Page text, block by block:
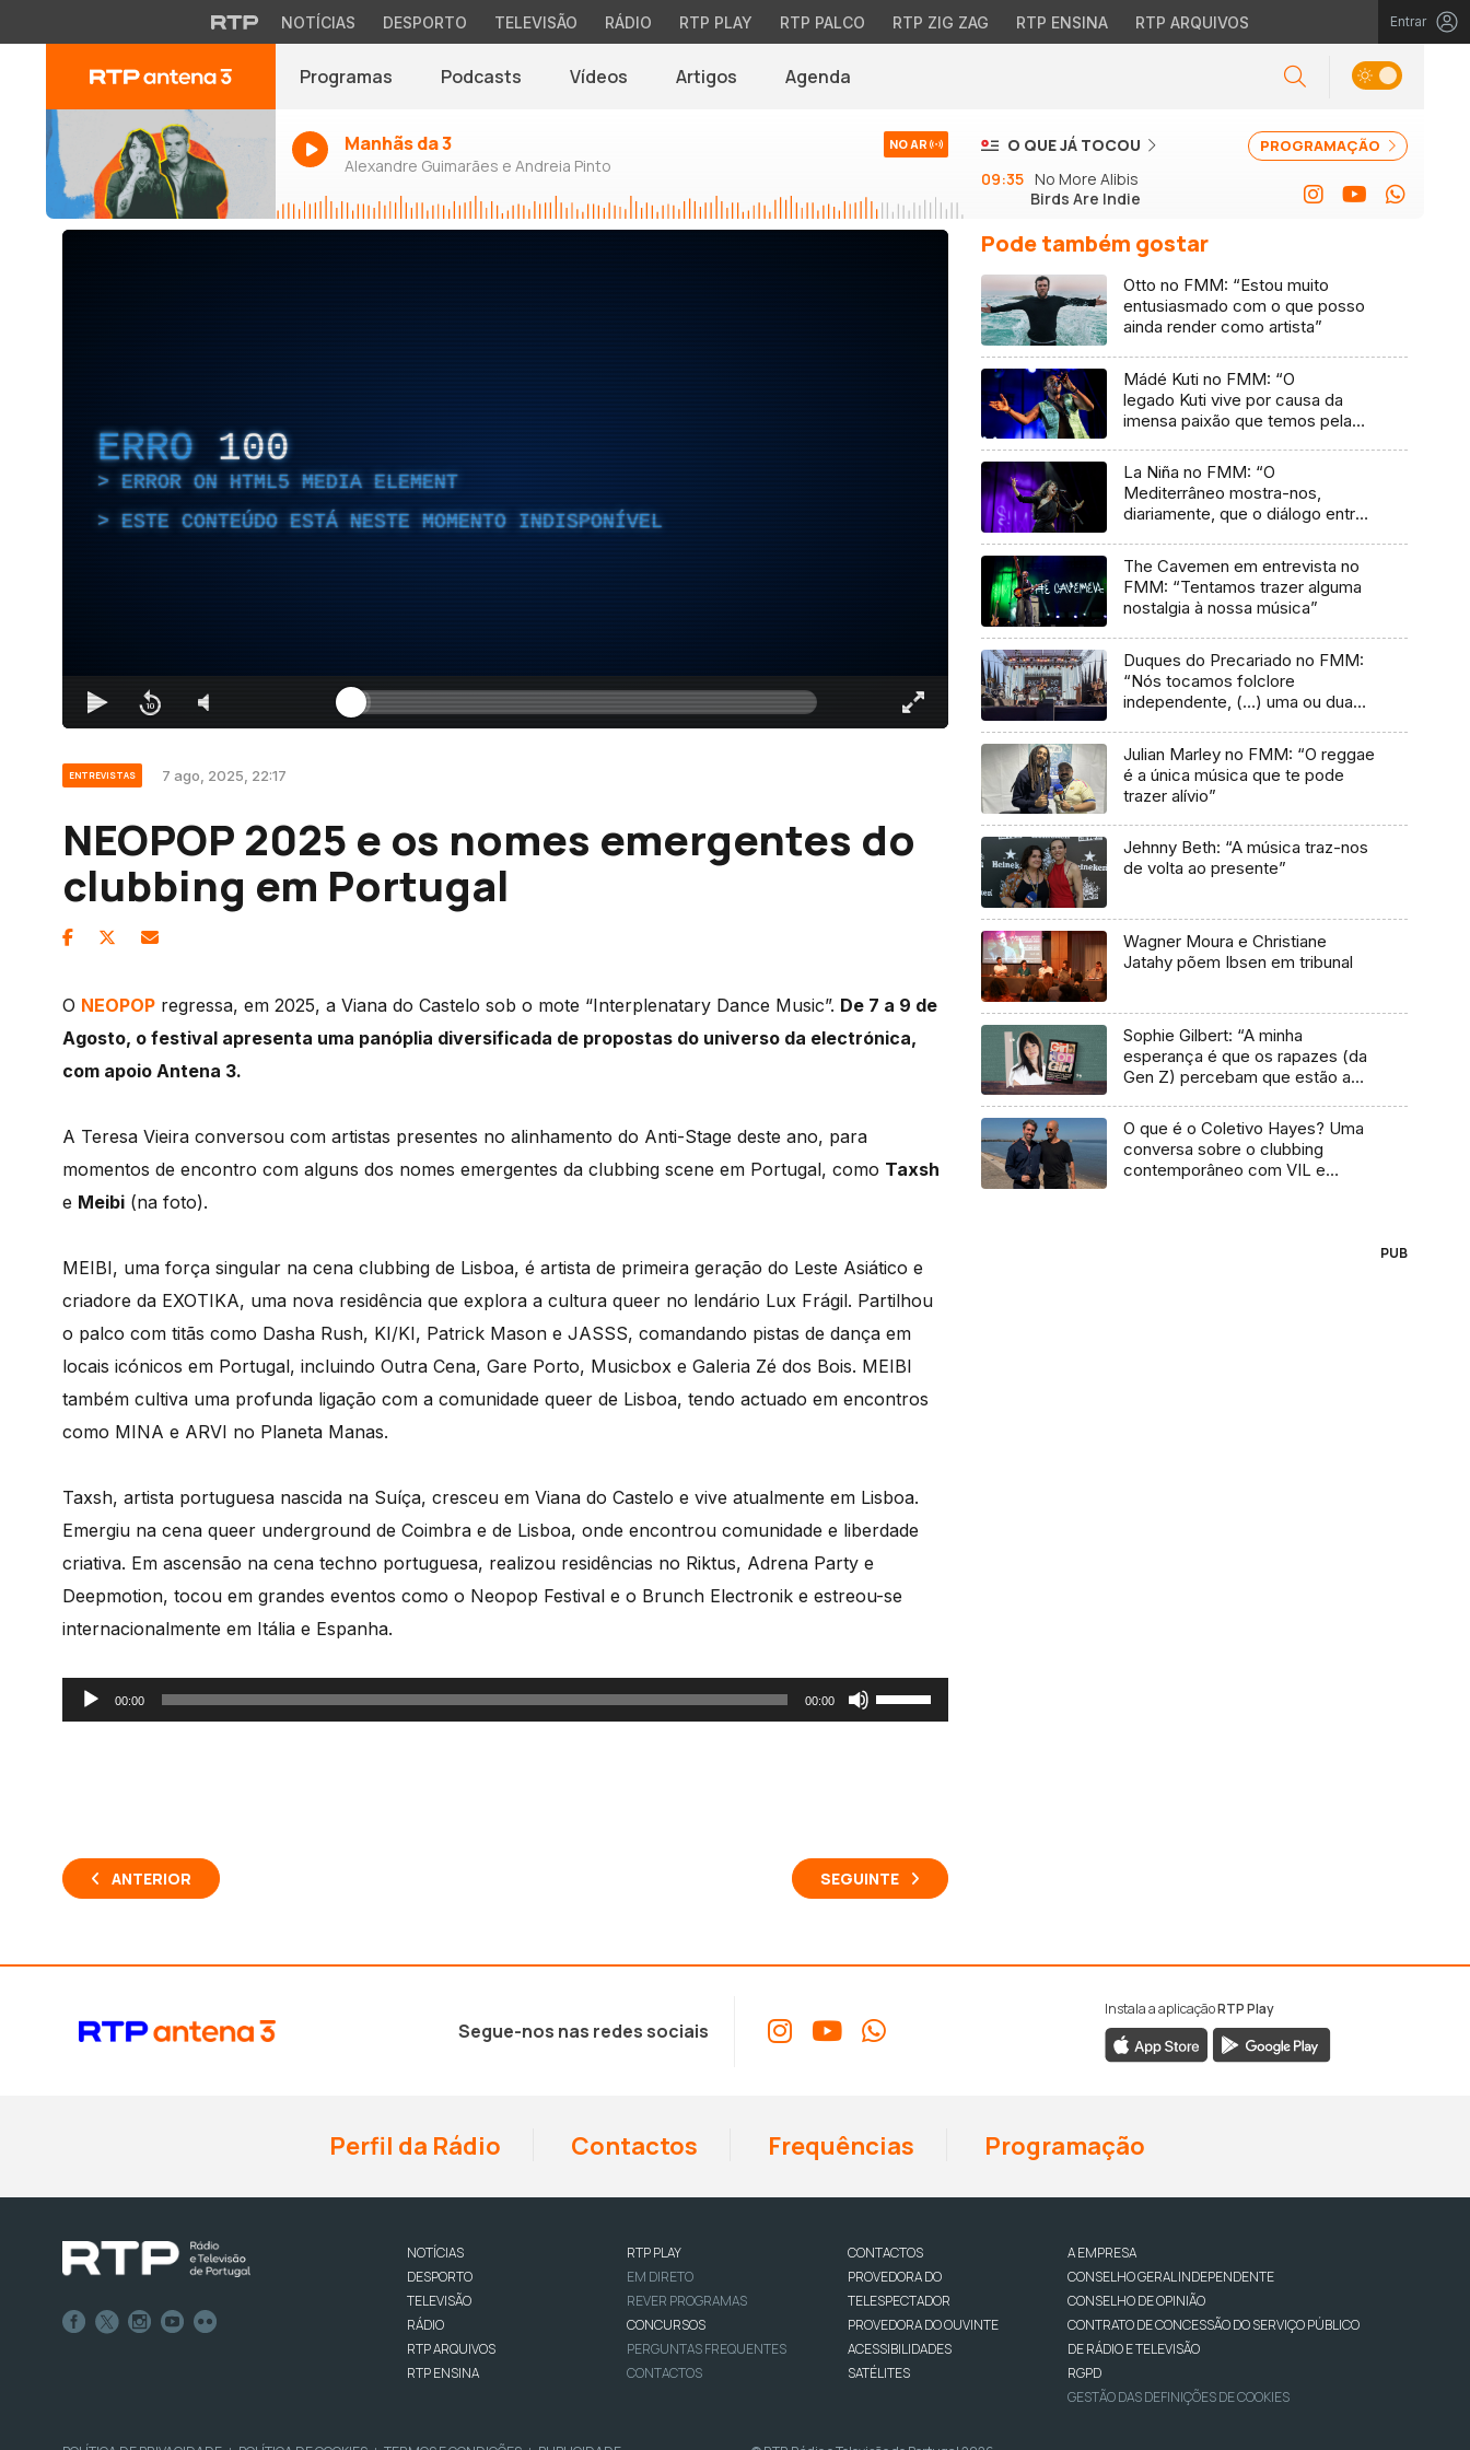
NOTÍCIAS DESPORTO TELEVISÃO RÁDIO RTP PLAY RTP PALCO RTP ZIG ZAG RTP ENSINA RTP ARQUIVOS Entrar
Programas Podcasts Vídeos Artigos Agenda
Manhãs da 3
Alexandre Guimarães e Andreia Pinto
NO AR PROGRAMAÇÃO
O QUE JÁ TOCOU
09:35 No More Alibis
Birds Are Indie
ERRO 100
ERROR ON HTML5 MEDIA ELEMENT
ESTE CONTEÚDO ESTÁ NESTE MOMENTO INDISPONÍVEL
ENTREVISTAS 7 ago, 2025, 22:17
NEOPOP 2025 e os nomes emergentes do
clubbing em Portugal
O NEOPOP regressa, em 2025, a Viana do Castelo sob o mote “Interplenatary Dance Music”. De 7 a 9 de
Agosto, o festival apresenta uma panóplia diversificada de propostas do universo da electrónica,
com apoio Antena 3.
A Teresa Vieira conversou com artistas presentes no alinhamento do Anti-Stage deste ano, para
momentos de encontro com alguns dos nomes emergentes da clubbing scene em Portugal, como Taxsh
e Meibi (na foto).
MEIBI, uma força singular na cena clubbing de Lisboa, é artista de primeira geração do Leste Asiático e
criadore da EXOTIKA, uma nova residência que explora a cultura queer no lendário Lux Frágil. Partilhou
o palco com titãs como Dasha Rush, KI/KI, Patrick Mason e JASSS, comandando pistas de dança em
locais icónicos em Portugal, incluindo Outra Cena, Gare Porto, Musicbox e Galeria Zé dos Bois. MEIBI
também cultiva uma profunda ligação com a comunidade queer de Lisboa, tendo actuado em encontros
como MINA e ARVI no Planeta Manas.
Taxsh, artista portuguesa nascida na Suíça, cresceu em Viana do Castelo e vive atualmente em Lisboa.
Emergiu na cena queer underground de Coimbra e de Lisboa, onde encontrou comunidade e liberdade
criativa. Em ascensão na cena techno portuguesa, realizou residências no Riktus, Adrena Party e
Deepmotion, tocou em grandes eventos como o Neopop Festival e o Brunch Electronik e estreou-se
internacionalmente em Itália e Espanha.
Reprodutor
de
00:00 00:00
Use
as
aumentar
ou
ANTERIOR SEGUINTE
Pode também gostar
Otto no FMM: “Estou muito
entusiasmado com o que posso
ainda render como artista”
Mádé Kuti no FMM: “O
legado Kuti vive por causa da
imensa paixão que temos pela
La Niña no FMM: “O
Mediterrâneo mostra-nos,
diariamente, que o diálogo entre
The Cavemen em entrevista no
FMM: “Tentamos trazer alguma
nostalgia à nossa música”
Duques do Precariado no FMM:
“Nós tocamos folclore
independente, (…) uma ou duas
Julian Marley no FMM: “O reggae
é a única música que te pode
trazer alívio”
Jehnny Beth: “A música traz-nos
de volta ao presente”
Wagner Moura e Christiane
Jatahy põem Ibsen em tribunal
Sophie Gilbert: “A minha
esperança é que os rapazes (da
Gen Z) percebam que estão a
O que é o Coletivo Hayes? Uma
conversa sobre o clubbing
contemporâneo com VIL e
PUB
Segue-nos nas redes sociais
Instala a aplicaçãoRTP Play
Perfil da Rádio Contactos Frequências Programação
NOTÍCIAS
DESPORTO
TELEVISÃO
RÁDIO
RTP ARQUIVOS
RTP ENSINA
RTP PLAY
EM DIRETO
REVER PROGRAMAS
CONCURSOS
PERGUNTAS FREQUENTES
CONTACTOS
CONTACTOS
PROVEDORA DO
TELESPECTADOR
PROVEDORA DO OUVINTE
ACESSIBILIDADES
SATÉLITES
A EMPRESA
CONSELHO GERAL INDEPENDENTE
CONSELHO DE OPINIÃO
CONTRATO DE CONCESSÃO DO SERVIÇO PÚBLICO
DE RÁDIO E TELEVISÃO
RGPD
GESTÃO DAS DEFINIÇÕES DE COOKIES